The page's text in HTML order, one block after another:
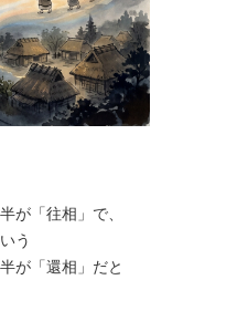
が「往相」で、
う
が「還相」だと